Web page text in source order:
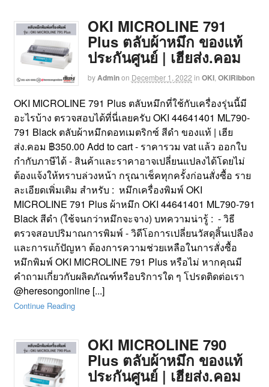
OKI MICROLINE 791
Plus ตลับผ้าหมึก ของแท้
ประกันศูนย์ | เฮียส่ง.คอม
byAdminon December 1, 2022 in OKI,OKIRibbon
OKI MICROLINE 791 Plus ตลับหมึกที่ใช้กับเครื่องรุ่นนี้มี
อะไรบ้าง ตรวจสอบได้ที่นี่เลยครับ OKI 44641401 ML790-
791 Black ตลับผ้าหมึกดอทเมตริกซ์ สีดำ ของแท้ | เฮีย
ส่ง.คอม ฿350.00 Add to cart - ราคารวม vat แล้ว ออกใบ
กำกับภาษีได้ - สินค้าและราคาอาจเปลี่ยนแปลงได้โดยไม่
ต้องแจ้งให้ทราบล่วงหน้า กรุณาเช็คทุกครั้งก่อนสั่งซื้อ ราย
ละเอียดเพิ่มเติม สำหรับ : หมึกเครื่องพิมพ์ OKI
MICROLINE 791 Plus ผ้าหมึก OKI 44641401 ML790-791
Black สีดำ (ใช้จนกว่าหมึกจะจาง) บทความน่ารู้ : - วิธี
ตรวจสอบปริมาณการพิมพ์ - วิดีโอการเปลี่ยนวัสดุสิ้นเปลือง
และการแก้ปัญหา ต้องการความช่วยเหลือในการสั่งซื้อ
หมึกพิมพ์ OKI MICROLINE 791 Plus หรือไม่ หากคุณมี
คำถามเกี่ยวกับผลิตภัณฑ์หรือบริการใด ๆ โปรดติดต่อเรา
@heresongonline [...]
Continue Reading
OKI MICROLINE 790
Plus ตลับผ้าหมึก ของแท้
ประกันศูนย์ | เฮียส่ง.คอม